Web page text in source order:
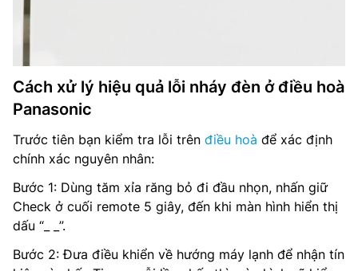
Cách xử lý hiệu quả lỗi nháy đèn ở điều hoà
Panasonic
Trước tiên bạn kiểm tra lỗi trên điều hoà để xác định
chính xác nguyên nhân:
Bước 1: Dùng tăm xỉa răng bỏ đi đầu nhọn, nhấn giữ
Check ở cuối remote 5 giây, đến khi màn hình hiển thị
dấu “_ _”.
Bước 2: Đưa điều khiển về hướng máy lạnh để nhận tín